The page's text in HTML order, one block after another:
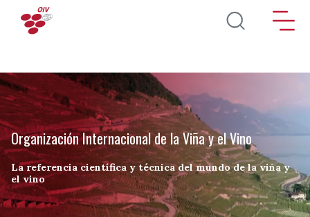
Pasar al contenido principal
Organización Internacional de la Viña y el Vino
La referencia científica y técnica del mundo de la viña y
el vino